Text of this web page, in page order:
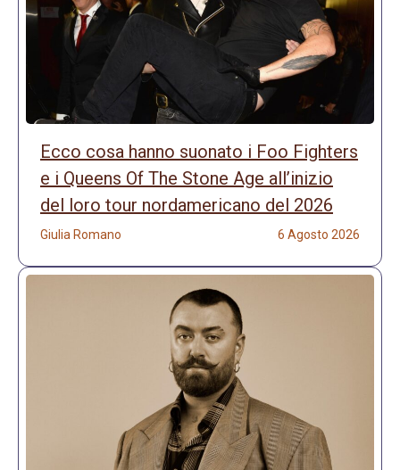
Ecco cosa hanno suonato i Foo Fighters
e i Queens Of The Stone Age all’inizio
del loro tour nordamericano del 2026
Giulia Romano 6 Agosto 2026